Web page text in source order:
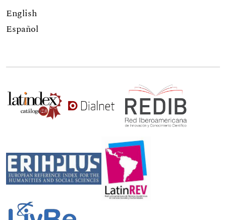
English
Español